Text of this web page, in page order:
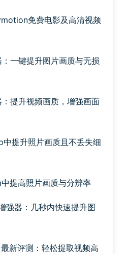
免费电影及高清视频
一键提升图片画质与无损
提升视频画质，增强画面
提升照片画质且不丢失细
提高照片画质与分辨率
强器：几秒内快速提升图
新评测：轻松提取视频高